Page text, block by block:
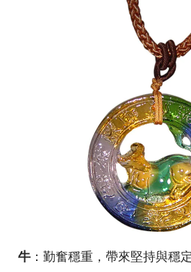
牛 ：勤奮穩重，帶來堅持與穩